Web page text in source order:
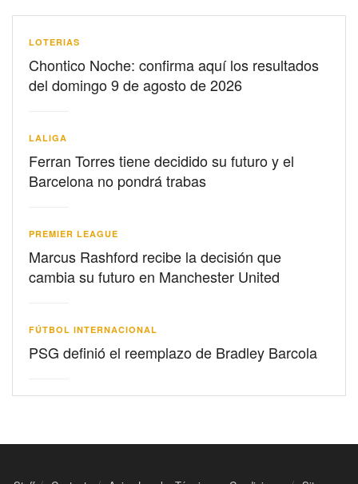
LOTERIAS
Chontico Noche: confirma aquí los resultados
del domingo 9 de agosto de 2026
LALIGA
Ferran Torres tiene decidido su futuro y el
Barcelona no pondrá trabas
PREMIER LEAGUE
Marcus Rashford recibe la decisión que
cambia su futuro en Manchester United
FÚTBOL INTERNACIONAL
PSG definió el reemplazo de Bradley Barcola